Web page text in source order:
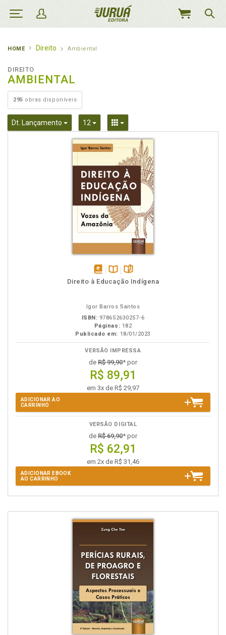
MEU
HOME Direito Ambiental
DIREITO
AMBIENTAL
295 obras disponíveis
Dt. Lançamento Toggle Dropdown
12 Toggle DropdownToggle Dropdown
disponívelDisponível
páginas
Direito à Educação Indígena
Igor Barros Santos
ISBN: 978652630257-6
Páginas: 182
Publicado em: 18/01/2023
VERSÃO IMPRESSA
de R$ 99,90* por
R$ 89,91
em 3x de R$ 29,97
ADICIONAR AO
CARRINHO
VERSÃO DIGITAL
de R$ 69,90* por
R$ 62,91
em 2x de R$ 31,46
ADICIONAR EBOOK
AO CARRINHO